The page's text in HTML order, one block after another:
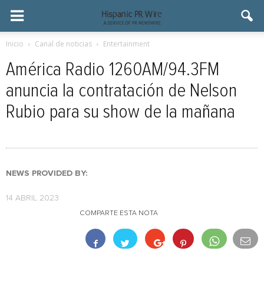
Inicio Canal de noticias Entertainment
América Radio 1260AM/94.3FM
anuncia la contratación de Nelson
Rubio para su show de la mañana
NEWS PROVIDED BY:
14 ABRIL 2023
COMPARTE ESTA NOTA